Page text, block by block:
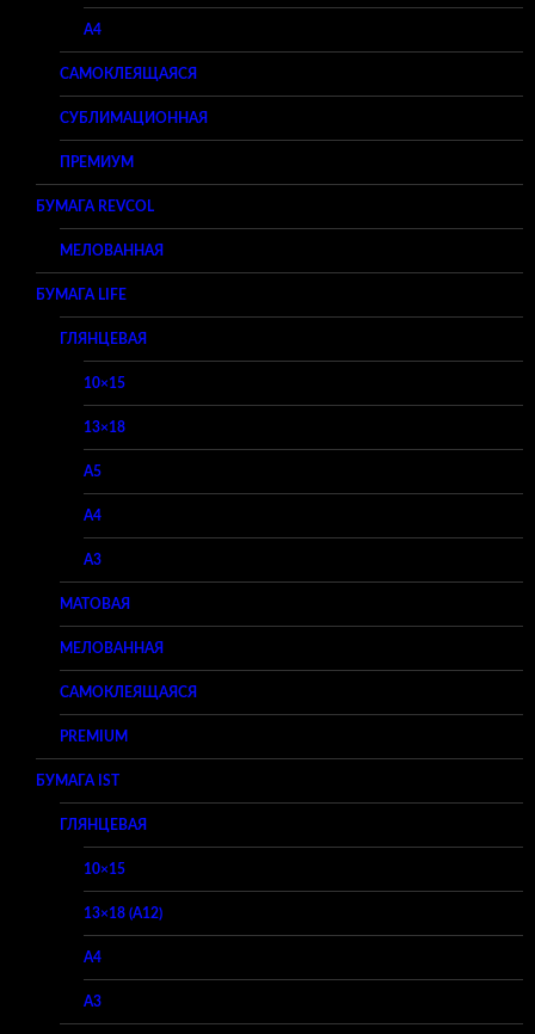
A4
САМОКЛЕЯЩАЯСЯ
СУБЛИМАЦИОННАЯ
ПРЕМИУМ
БУМАГА REVCOL
МЕЛОВАННАЯ
БУМАГА LIFE
ГЛЯНЦЕВАЯ
10×15
13×18
A5
A4
A3
МАТОВАЯ
МЕЛОВАННАЯ
САМОКЛЕЯЩАЯСЯ
PREMIUM
БУМАГА IST
ГЛЯНЦЕВАЯ
10×15
13×18 (A12)
A4
A3